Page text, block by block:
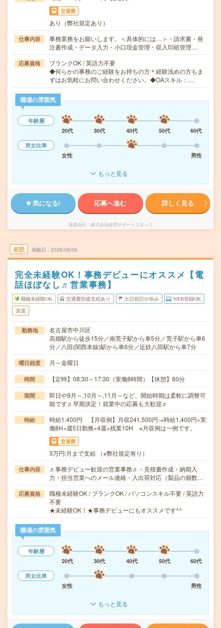
交通費
あり（弊社規定あり）
仕事内容
事務業務をお願いします。＜具体的には…＞・請求書・発
注書作成・データ入力・小口現金管理・収入印紙管理…
応募資格
ブランクOK / 英語力不要
◆何らかの事務のご経験をお持ちの方＊経験浅めの方もま
ずはお気軽にお問い合わせください。◆OAスキル：…
職場の雰囲気
年齢層
20代
30代 40代 50代
60代
男女比率
女性
男性
もっと見る
気になる! 応募へ進む 詳しく見る
派遣会社 株式会社経理サポートスタッフ
未読 掲載日 2026/08/06
完全未経験OK！事務デビューにオススメ【電
話ほぼなし♬営業事務】
職種未経験OK 交通費別途支給あり 土日祝日が休み WEB登録OK
派遣
勤務地
名古屋市中川区
高畑駅から徒歩15分／南荒子駅から車5分／荒子駅から車6
分／八田(関西本線)駅から車6分／近鉄八田駅から車7分
曜日頻度 月～金曜日
時間 【定時】08:30～17:30（実働8時間）【休憩】60分
期間
即日や9月～,10月～,11月～など、開始時期は柔軟に調整可
能です♬早期決定！就業中の応募も大歓迎♬
時給
時給1,400円 【月収例】月収241,500円→時給1,400円×実
働8H×週5日勤務×4週+残業10H ※月収例は一例です。
交通費
3万円/月まで支給 （※弊社規定有り）
仕事内容
♬事務デビュー歓迎の営業事務♬・見積書作成・納期入
力・担当営業へのメール連絡・入出荷対応（製品の個数…
応募資格
職種未経験OK / ブランクOK / パソコンスキル不要 / 英語力
不要
★未経験OK！★事務デビューにもオススメです^^
職場の雰囲気
年齢層
20代
30代 40代 50代
60代
男女比率
女性
男性
もっと見る